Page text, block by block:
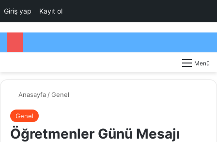
Giriş yap Kayıt ol
Menü
Arama yap
Dış görünümü
Anasayfa /Genel
Genel
Öğretmenler Günü Mesajı